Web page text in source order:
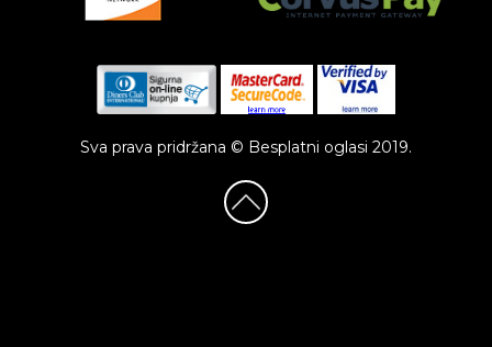
Sva prava pridržana © Besplatni oglasi 2019.